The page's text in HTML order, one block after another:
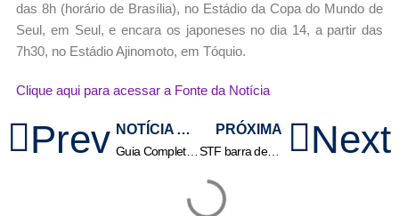
das 8h (horário de Brasília), no Estádio da Copa do Mundo de
Seul, em Seul, e encara os japoneses no dia 14, a partir das
7h30, no Estádio Ajinomoto, em Tóquio.
Clique aqui para acessar a Fonte da Notícia
Prev NOTÍCIA ANTERIOR
Guia Completo de SEO Local para Clínicas e Consultórios Médicos
PRÓXIMA
STF barra despejo e Wilson Santos destaca que a decisão trouxe alívio às famílias do Contorno Leste Next